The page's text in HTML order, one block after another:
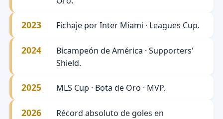
2023 Fichaje por Inter Miami · Leagues Cup.
2024
Bicampeón de América · Supporters'
Shield.
2025 MLS Cup · Bota de Oro · MVP.
2026
Récord absoluto de goles en